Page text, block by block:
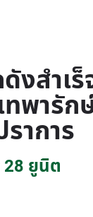
งสำเ
ทพารัก
าการ
ยูนิต